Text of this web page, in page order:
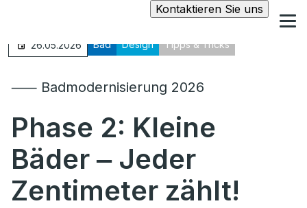
Kontaktieren Sie uns
26.05.2026 Bad Design Tipps & Tricks
⸺ Badmodernisierung 2026
Phase 2: Kleine
Bäder ‒ Jeder
Zentimeter zählt!